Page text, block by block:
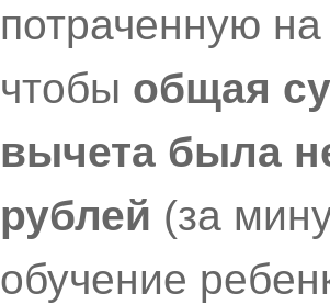
потраченную
чтобы общая
вычета была
рублей (за
обучение